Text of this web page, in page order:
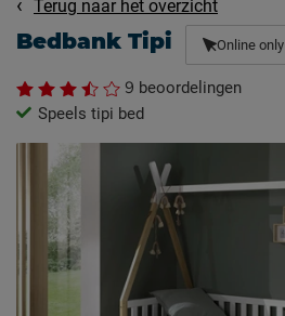
Terug naar het overzicht
Bedbank Tipi Online only
9 beoordelingen
Speels tipi bed